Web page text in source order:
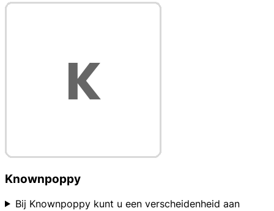
Knownpoppy
Bij Knownpoppy kunt u een verscheidenheid aan